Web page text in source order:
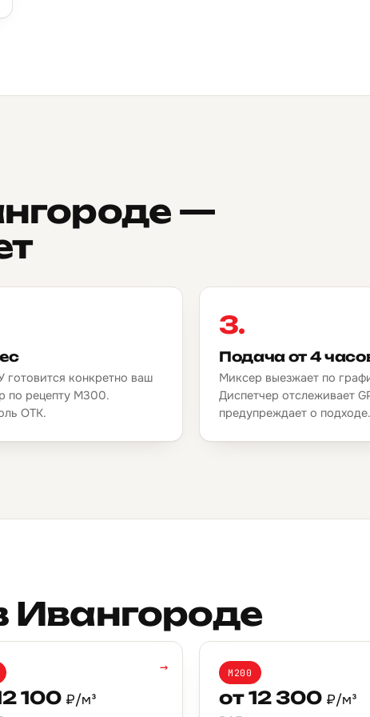
—
готовится конкретно ваш
по рецепту М300.
ОТК.
3.
Подача от 4
Миксер выезжает по
Диспетчер отслеживает
предупреждает о подходе.
Ивангороде
100 ₽/м³
→ М200
от 12 300 ₽/м³